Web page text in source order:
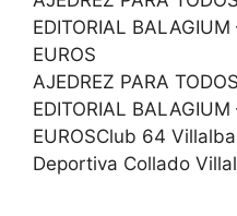
EDITORIAL
EUROS
AJEDREZ PARA
EDITORIAL
EUROSClub 64
Deportiva Collado